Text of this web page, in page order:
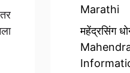
Marathi
महेंद्रसिंग